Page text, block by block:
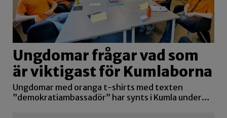
Ungdomar frågar vad som
är viktigast för Kumlaborna
Ungdomar med oranga t-shirts med texten
”demokratiambassadör” har synts i Kumla under…